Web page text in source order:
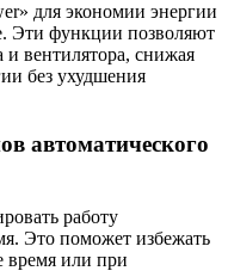
для экономии энергии
Эти функции позволяют
и вентилятора, снижая
без ухудшения
автоматического
работу
Это поможет избежать
время или при